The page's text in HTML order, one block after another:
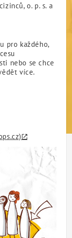
o. p. s. a
pro každého,
nebo se chce
více.